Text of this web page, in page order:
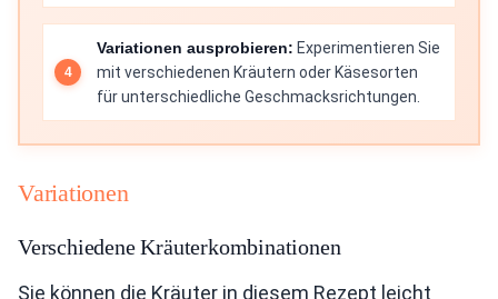
Variationen ausprobieren: Experimentieren Sie
mit verschiedenen Kräutern oder Käsesorten
für unterschiedliche Geschmacksrichtungen.
Variationen
Verschiedene Kräuterkombinationen
Sie können die Kräuter in diesem Rezept leicht